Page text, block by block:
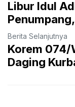
Libur Idul
Berita Selanjutnya
Korem 074/
Daging